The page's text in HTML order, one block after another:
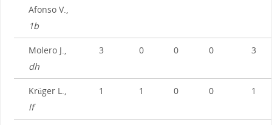
Afonso V.,
1b
Molero J.,
dh
3 0 0 0 3
Krüger L.,
lf
1 1 0 0 1